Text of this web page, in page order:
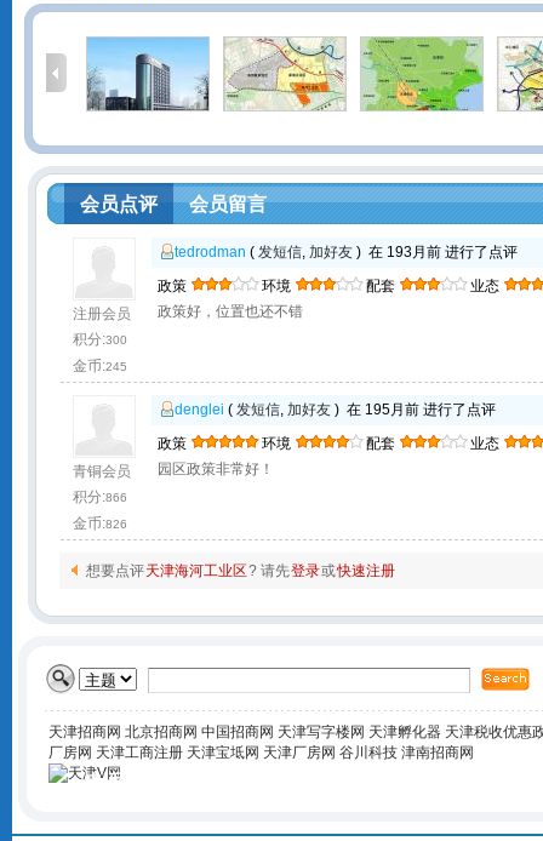
会员点评 会员留言
注册会员
积分:300
金币:245
tedrodman (发短信,加好友 ) 在 193月前 进行了点评
政策
环境 配套
业态
政策好，位置也还不错
青铜会员
积分:866
金币:826
denglei (发短信,加好友 ) 在 195月前 进行了点评
政策
环境 配套
业态
园区政策非常好！
想要点评天津海河工业区? 请先登录或快速注册
天津招商网 北京招商网 中国招商网 天津写字楼网 天津孵化器 天津税收优惠
厂房网 天津工商注册 天津宝坻网 天津厂房网 谷川科技 津南招商网
电话咨询